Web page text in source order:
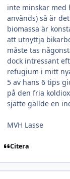
inte minskar med
används) så är
biomassa är
att utnyttja
måste tas
dock intressant
refugium i mitt
5 av hans 6 tips
på den fria
sjätte gällde en
MVH Lasse
Citera